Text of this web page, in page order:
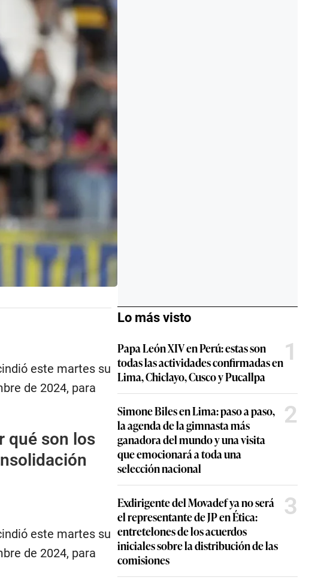
este martes su
de 2024, para
qué son los
este martes su
de 2024, para
Lo más visto
Papa León XIV en Perú: estas son
todas las actividades confirmadas en
Lima, Chiclayo, Cusco y Pucallpa
1
Simone Biles en Lima: paso a paso,
la agenda de la gimnasta más
ganadora del mundo y una visita
que emocionará a toda una
selección nacional
2
Exdirigente del Movadef ya no será
el representante de JP en Ética:
entretelones de los acuerdos
iniciales sobre la distribución de las
comisiones
3